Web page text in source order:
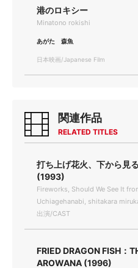
港のロキシー
Minatono rokishi
あがた 森魚
日本映画/Japanese Film
関連作品
RELATED TITLES
打ち上げ花火、下から見
(1993)
Fireworks, Should We See It
Uchiagehanabi, shitakara
出演/CAST
FRIED DRAGON FISH：
AROWANA (1996)